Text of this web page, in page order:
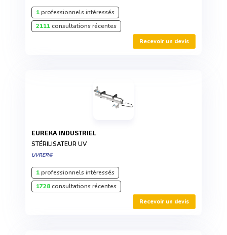
1professionnels intéressés
2111consultations récentes
Recevoir un devis
EUREKA INDUSTRIEL
STÉRILISATEUR UV
UVRER®
1professionnels intéressés
1728consultations récentes
Recevoir un devis